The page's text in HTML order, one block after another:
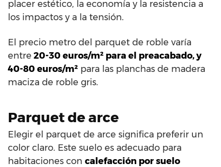
placer estético, la economía y la resistencia a
los impactos y a la tensión.
El precio metro del parquet de roble varía
entre 20-30 euros/m² para el preacabado, y
40-80 euros/m² para las planchas de madera
maciza de roble gris.
Parquet de arce
Elegir el parquet de arce significa preferir un
color claro. Este suelo es adecuado para
habitaciones con calefacción por suelo